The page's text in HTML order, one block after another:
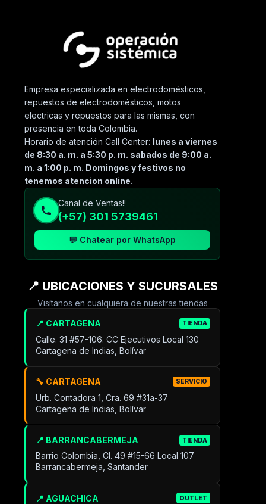
Empresa especializada en electrodomésticos,
repuestos de electrodomésticos, motos
electricas y repuestos para las mismas, con
presencia en toda Colombia.
Horario de atención Call Center: lunes a viernes
de 8:30 a. m. a 5:30 p. m. sabados de 9:00 a.
m. a 1:00 p. m. Domingos y festivos no
tenemos atencion online.
Canal de Ventas!!
(+57) 301 5739461
💬 Chatear por WhatsApp
📍 UBICACIONES Y SUCURSALES
Visítanos en cualquiera de nuestras tiendas
📍 CARTAGENA TIENDA
Calle. 31 #57-106. CC Ejecutivos Local 130
Cartagena de Indias, Bolívar
🔧 CARTAGENA SERVICIO
Urb. Contadora 1, Cra. 69 #31a-37
Cartagena de Indias, Bolívar
📍 BARRANCABERMEJA TIENDA
Barrio Colombia, Cl. 49 #15-66 Local 107
Barrancabermeja, Santander
📍 AGUACHICA OUTLET